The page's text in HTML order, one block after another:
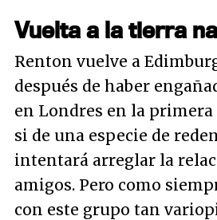
Vuelta a la tierra
Renton vuelve a
después de haber
en Londres en la
si de una especie de
intentará arreglar la
amigos. Pero como
con este grupo tan